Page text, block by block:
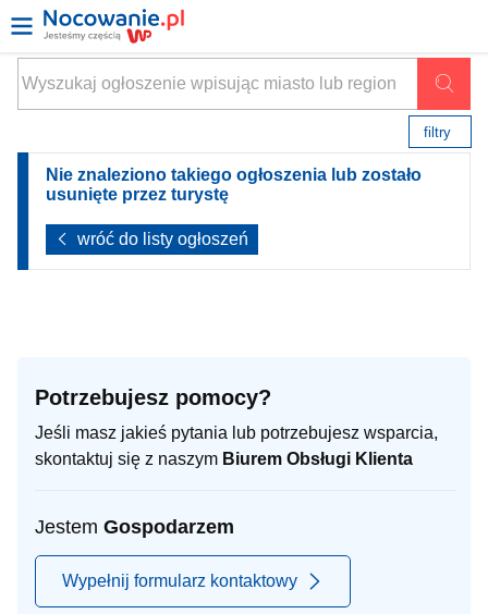
filtry
Nie znaleziono takiego ogłoszenia lub zostało
usunięte przez turystę
wróć do listy ogłoszeń
Potrzebujesz pomocy?
Jeśli masz jakieś pytania lub potrzebujesz wsparcia,
skontaktuj się z naszym Biurem Obsługi Klienta
Jestem Gospodarzem
Wypełnij formularz kontaktowy